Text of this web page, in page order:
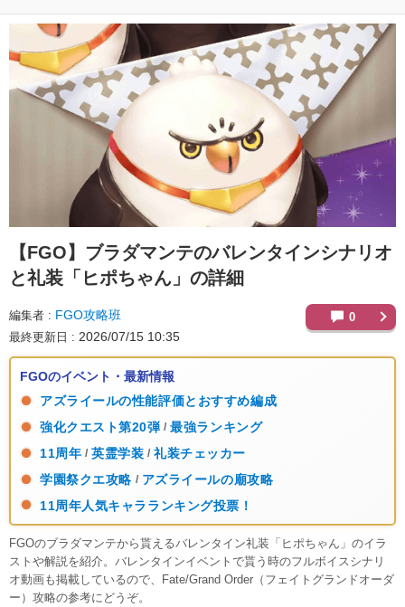
【FGO】 ブラダマンテのバレンタインシナリオ
と礼装「ヒポちゃん」の詳細
編集者 FGO攻略班
最終更新日 2026/07/15 10:35
0
FGOのイベント・最新情報
アズライールの性能評価とおすすめ編成
強化クエスト第20弾 / 最強ランキング
11周年 / 英霊学装 / 礼装チェッカー
学園祭クエ攻略 / アズライールの廟攻略
11周年人気キャラランキング投票！
FGOのブラダマンテから貰えるバレンタイン礼装「ヒポちゃん」のイラ
ストや解説を紹介。バレンタインイベントで貰う時のフルボイスシナリ
オ動画も掲載しているので、Fate/Grand Order（フェイトグランドオーダ
ー）攻略の参考にどうぞ。